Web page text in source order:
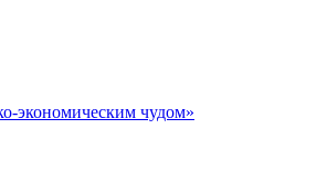
экономическим чудом»